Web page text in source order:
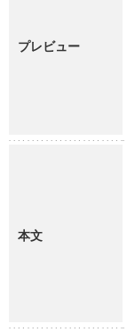
プレビュー
本文